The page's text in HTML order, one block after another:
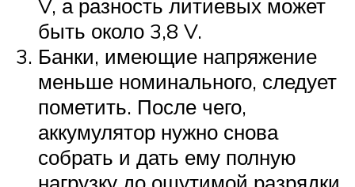
V, а разность литиевых может
быть около 3,8 V.
Банки, имеющие напряжение
меньше номинального, следует
пометить. После чего,
аккумулятор нужно снова
собрать и дать ему полную